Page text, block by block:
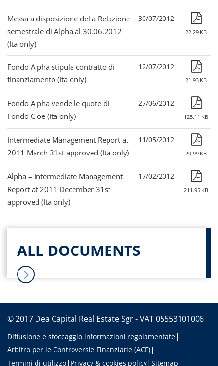
Messa a disposizione della Relazione
semestrale di Alpha al 30.06.2012
(Ita only)
30/07/2012
22.29 KB
Fondo Alpha stipula contratto di
finanziamento (Ita only)
12/07/2012
21.93 KB
Fondo Alpha vende le quote di
Fondo Cloe (Ita only)
27/06/2012
125.11 KB
Intermediate Management Report at
2011 March 31st approved (Ita only)
11/05/2012
29.99 KB
Alpha – Intermediate Management
Report at 2011 December 31st
approved (Ita only)
17/02/2012
211.95 KB
ALL DOCUMENTS
© 2017 Dea Capital Real Estate Sgr - VAT 05553101006
Diffusione e stoccaggio informazioni regolamentate
Arbitro per le Controversie Finanziarie (ACF)
Termini di utilizzo Privacy & cookies policy Sitemap